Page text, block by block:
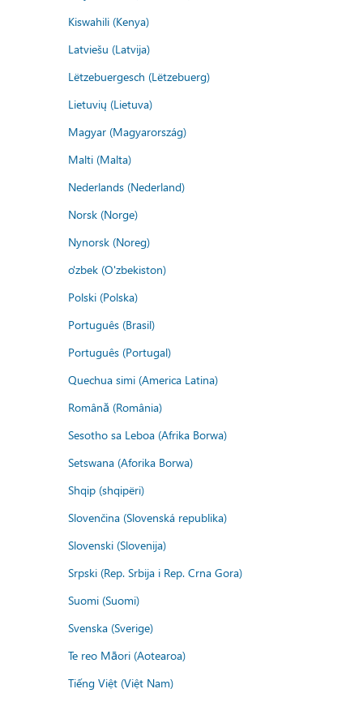
Kiswahili (Kenya)
Latviešu (Latvija)
Lëtzebuergesch (Lëtzebuerg)
Lietuvių (Lietuva)
Magyar (Magyarország)
Malti (Malta)
Nederlands (Nederland)
Norsk (Norge)
Nynorsk (Noreg)
o'zbek (O'zbekiston)
Polski (Polska)
Português (Brasil)
Português (Portugal)
Quechua simi (America Latina)
Română (România)
Sesotho sa Leboa (Afrika Borwa)
Setswana (Aforika Borwa)
Shqip (shqipëri)
Slovenčina (Slovenská republika)
Slovenski (Slovenija)
Srpski (Rep. Srbija i Rep. Crna Gora)
Suomi (Suomi)
Svenska (Sverige)
Te reo Māori (Aotearoa)
Tiếng Việt (Việt Nam)